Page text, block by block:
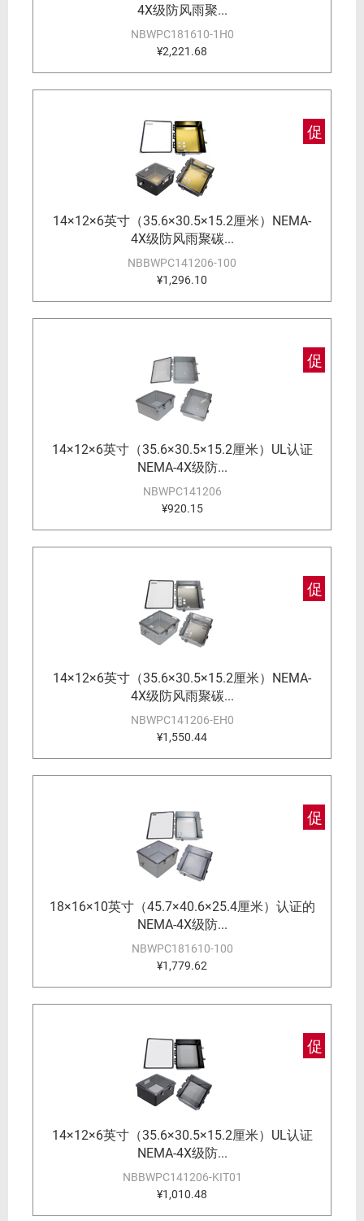
4X级防风雨聚...
NBWPC181610-1H0
¥2,221.68
促
14×12×6英寸（35.6×30.5×15.2厘米）NEMA-
4X级防风雨聚碳...
NBBWPC141206-100
¥1,296.10
促
14×12×6英寸（35.6×30.5×15.2厘米）UL认证
NEMA-4X级防...
NBWPC141206
¥920.15
促
14×12×6英寸（35.6×30.5×15.2厘米）NEMA-
4X级防风雨聚碳...
NBWPC141206-EH0
¥1,550.44
促
18×16×10英寸（45.7×40.6×25.4厘米）认证的
NEMA-4X级防...
NBWPC181610-100
¥1,779.62
促
14×12×6英寸（35.6×30.5×15.2厘米）UL认证
NEMA-4X级防...
NBBWPC141206-KIT01
¥1,010.48